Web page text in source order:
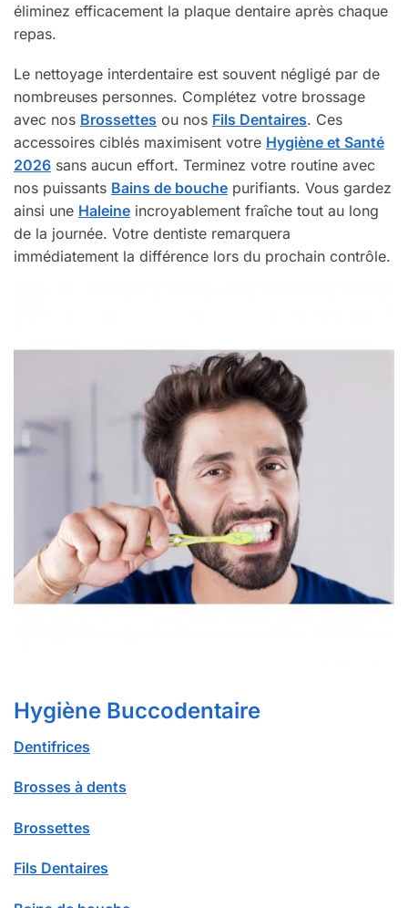
éliminez efficacement la plaque dentaire après chaque
repas.
Le nettoyage interdentaire est souvent négligé par de
nombreuses personnes. Complétez votre brossage
avec nos Brossettes ou nos Fils Dentaires. Ces
accessoires ciblés maximisent votre Hygiène et Santé
2026 sans aucun effort. Terminez votre routine avec
nos puissants Bains de bouche purifiants. Vous gardez
ainsi une Haleine incroyablement fraîche tout au long
de la journée. Votre dentiste remarquera
immédiatement la différence lors du prochain contrôle.
Hygiène Buccodentaire
Dentifrices
Brosses à dents
Brossettes
Fils Dentaires